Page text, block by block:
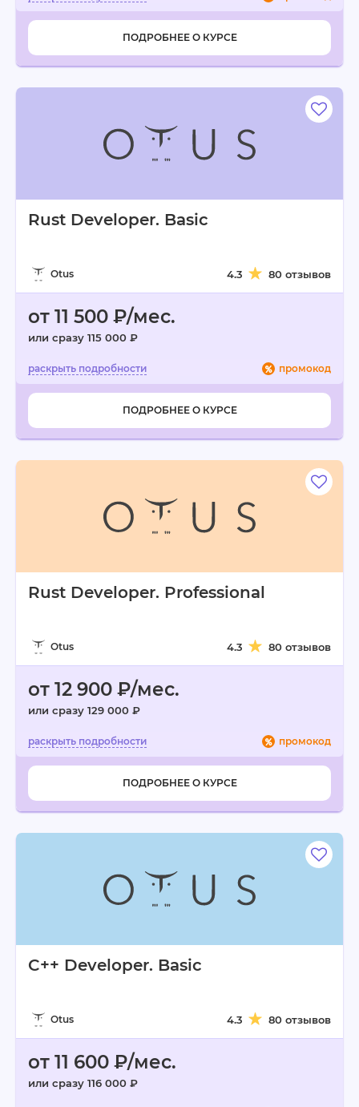
ПОДРОБНЕЕ О КУРСЕ
Rust Developer. Basic
Otus 4.3 80 отзывов
от 11 500 ₽/мес.
или сразу 115 000 ₽
промокод
ПОДРОБНЕЕ О КУРСЕ
Rust Developer. Professional
Otus 4.3 80 отзывов
от 12 900 ₽/мес.
или сразу 129 000 ₽
промокод
ПОДРОБНЕЕ О КУРСЕ
C++ Developer. Basic
Otus 4.3 80 отзывов
от 11 600 ₽/мес.
или сразу 116 000 ₽